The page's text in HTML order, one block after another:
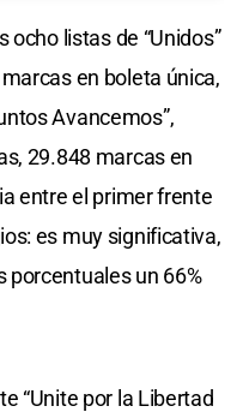
ocho listas de “Unidos”
en boleta única,
Avancemos”,
29.848 marcas en
entre el primer frente
es muy significativa,
porcentuales un 66%
“Unite por la Libertad